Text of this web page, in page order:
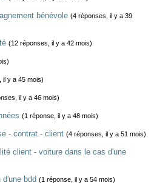
bénévole (4 réponses, il y a 39
(12 réponses, il y a 42 mois)
il y a 45 mois)
il y a 46 mois)
(1 réponse, il y a 48 mois)
- contrat - client (4 réponses, il y a 51 mois)
client - voiture dans le cas d'une
bdd (1 réponse, il y a 54 mois)